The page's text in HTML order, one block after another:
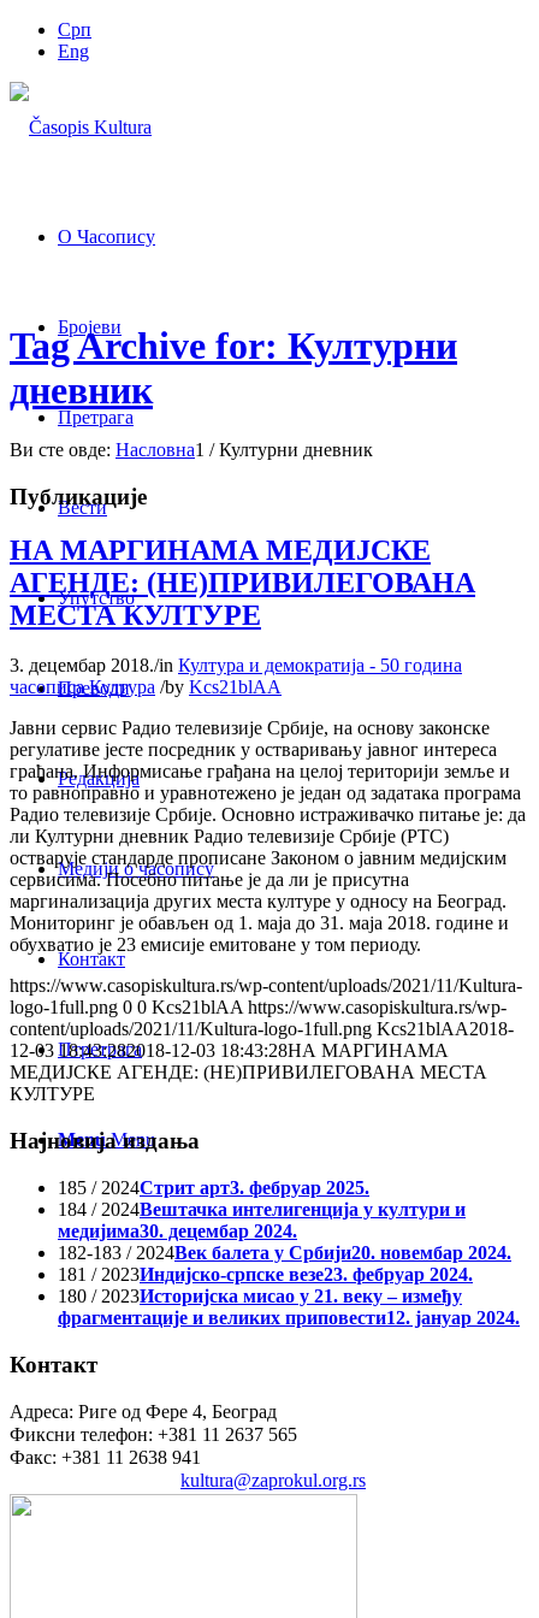
Срп
Eng
О Часопису
Бројеви
Претрага
Вести
Упутство
Преводи
Редакција
Медији о часопису
Контакт
Птретрага
Menu Menu
Tag Archive for: Културни
дневник
Ви сте овде: Насловна1 / Културни дневник
Публикације
НА МАРГИНАМА МЕДИЈСКЕ
АГЕНДЕ: (НЕ)ПРИВИЛЕГОВАНА
МЕСТА КУЛТУРЕ
3. децембар 2018./in Култура и демократија - 50 година
часописа Култура /by Kcs21blAA
Јавни сервис Радио телевизије Србије, на основу законске
регулативе јесте посредник у остваривању јавног интереса
грађана. Информисање грађана на целој територији земље и
то равноправно и уравнотежено је један од задатака програма
Радио телевизије Србије. Основно истраживачко питање је: да
ли Културни дневник Радио телевизије Србије (РТС)
остварује стандарде прописане Законом о јавним медијским
сервисима. Посебно питање је да ли је присутна
маргинализација других места културе у односу на Београд.
Мониторинг је обављен од 1. маја до 31. маја 2018. године и
обухватио је 23 емисије емитоване у том периоду.
https://www.casopiskultura.rs/wp-content/uploads/2021/11/Kultura-
logo-1full.png 0 0 Kcs21blAA https://www.casopiskultura.rs/wp-
content/uploads/2021/11/Kultura-logo-1full.png Kcs21blAA2018-
12-03 18:43:282018-12-03 18:43:28НА МАРГИНАМА
МЕДИЈСКЕ АГЕНДЕ: (НЕ)ПРИВИЛЕГОВАНА МЕСТА
КУЛТУРЕ
Најновија издања
185 / 2024Стрит арт3. фебруар 2025.
184 / 2024Вештачка интелигенција у култури и
медијима30. децембар 2024.
182-183 / 2024Век балета у Србији20. новембар 2024.
181 / 2023Индијско-српске везе23. фебруар 2024.
180 / 2023Историјска мисао у 21. веку – између
фрагментације и великих приповести12. јануар 2024.
Контакт
Адреса: Риге од Фере 4, Београд
Фиксни телефон: +381 11 2637 565
Факс: +381 11 2638 941
kultura@zaprokul.org.rs